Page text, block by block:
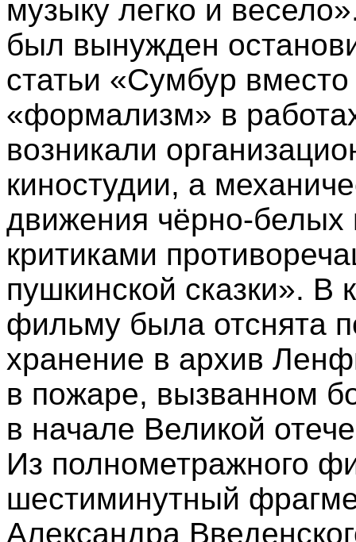
музыку легко и
был вынужден
статьи «Сумбур
«формализм» в
возникали
киностудии, а
движения чёрно-белых
критиками
пушкинской сказки». В
фильму была отснята
хранение в архив
в пожаре, вызванном
в начале Великой
Из полнометражного
шестиминутный
Александра